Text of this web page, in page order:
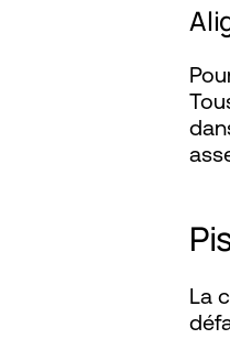
La